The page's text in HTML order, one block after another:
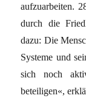
aufzuarbeiten.
durch die
dazu: Die
Systeme und
sich noch
beteiligen«,